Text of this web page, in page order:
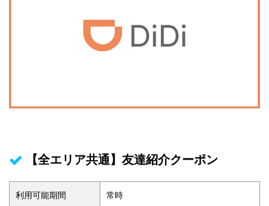
【全エリア共通】友達紹介クーポン
利用可能期間 常時